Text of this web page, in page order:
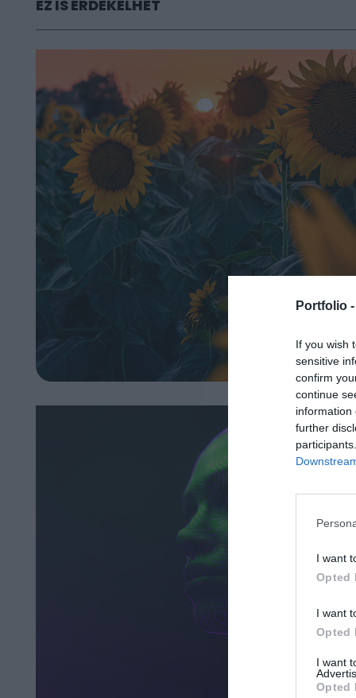
Portfolio -
If you wish
sensitive
confirm
continue
information
further
I want
Opted
I want
Opted
I want
Opted
EZ IS ÉRDEKELHET